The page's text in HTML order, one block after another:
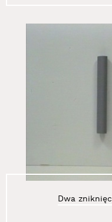
Dwa